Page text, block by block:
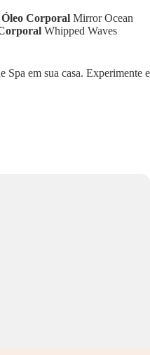
Óleo Corporal Mirror Ocean
Whipped Waves
Spa em sua casa. Experimente e